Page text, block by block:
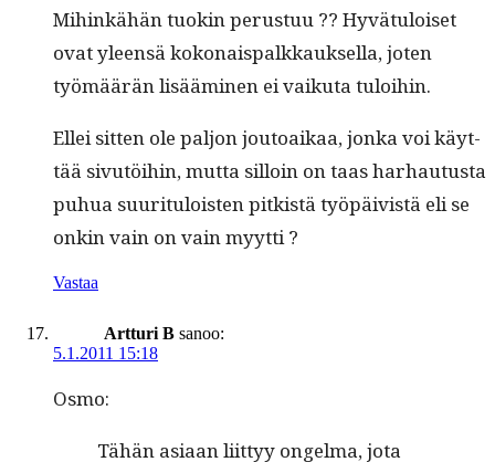
Mihinkähän tuokin perus­tuu ?? Hyvä­tu­loiset
ovat yleen­sä kokon­ais­palkkauk­sel­la, joten
työmäärän lisäämi­nen ei vaiku­ta tuloihin.
Ellei sit­ten ole paljon joutoaikaa, jon­ka voi käyt­
tää sivutöi­hin, mut­ta sil­loin on taas harhau­tus­ta
puhua suu­rit­u­lois­t­en pitk­istä työpäivistä eli se
onkin vain on vain myytti ?
Vastaa
Artturi B sanoo:
5.1.2011 15:18
Osmo:
Tähän asi­aan liit­tyy ongel­ma, jota